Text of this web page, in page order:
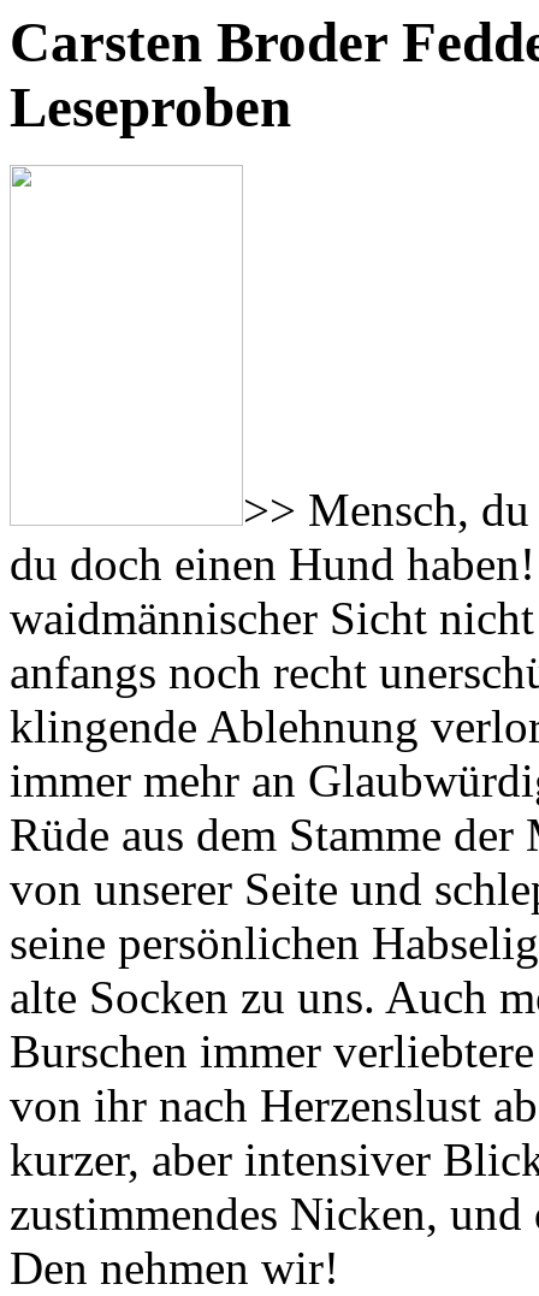
Carsten Broder
Leseproben
>> Mensch,
du doch einen Hund
waidmännischer Sicht
anfangs noch recht
klingende Ablehnung
immer mehr an
Rüde aus dem Stamme
von unserer Seite und
seine persönlichen
alte Socken zu uns. Auch
Burschen immer
von ihr nach Herzenslust
kurzer, aber intensiver
zustimmendes Nicken,
Den nehmen wir!